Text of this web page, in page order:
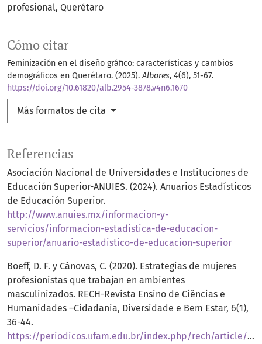
profesional Querétaro
Cómo citar
Feminización en el diseño gráfico: características y cambios
demográficos en Querétaro. (2025).Albores, 4(6), 51-67.
https://doi.org/10.61820/alb.2954-3878.v4n6.1670
Más formatos de cita
Referencias
Asociación Nacional de Universidades e Instituciones de
Educación Superior-ANUIES. (2024). Anuarios Estadísticos
de Educación Superior.
http://www.anuies.mx/informacion-y-
servicios/informacion-estadistica-de-educacion-
superior/anuario-estadistico-de-educacion-superior
Boeff, D. F. y Cánovas, C. (2020). Estrategias de mujeres
profesionistas que trabajan en ambientes
masculinizados. RECH-Revista Ensino de Ciências e
Humanidades –Cidadania, Diversidade e Bem Estar, 6(1),
36-44.
https://periodicos.ufam.edu.br/index.php/rech/article/view/7558/5304